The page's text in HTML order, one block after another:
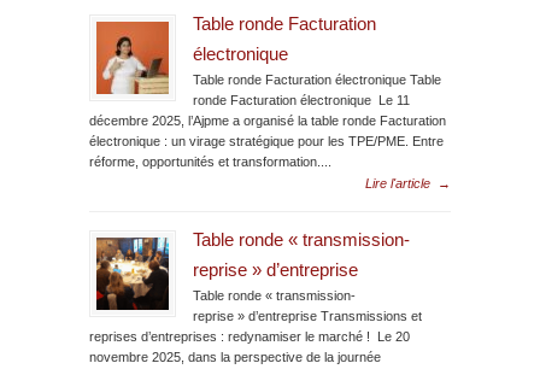
Table ronde Facturation
électronique
Table ronde Facturation électronique Table
ronde Facturation électronique Le 11
décembre 2025, l’Ajpme a organisé la table ronde Facturation
électronique : un virage stratégique pour les TPE/PME. Entre
réforme, opportunités et transformation....
Lire l'article
→
Table ronde « transmission-
reprise » d’entreprise
Table ronde « transmission-
reprise » d’entreprise Transmissions et
reprises d’entreprises : redynamiser le marché ! Le 20
novembre 2025, dans la perspective de la journée